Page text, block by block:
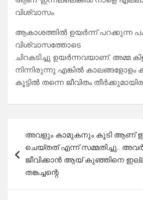
വിശ്വാസം.
ആകാശത്തിൽ ഉയർന്ന് പറക്കുന്ന
വിശ്വാസത്തോടെ
ചിറകടിച്ചു ഉയർന്നവയാണ്. അമ്മ
നിന്നിരുന്നു എങ്കിൽ
കൂട്ടിൽ തന്നെ ജീവിതം
navigation
അവളും കാമുകനും കൂടി ആണ്
ചെയ്തത് എന്ന് സമ്മതിച്ചു..
ജീവിക്കാൻ ആയ് കുഞ്ഞിനെ
തങ്കച്ചന്റെ